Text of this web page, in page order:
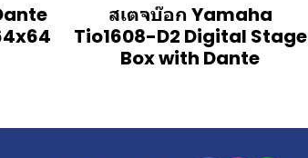
สเตจบ๊อก Yamaha
Tio1608-D2 Digital Stage
Box with Dante